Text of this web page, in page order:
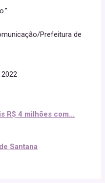
Prefeitura de
R$ 4 milhões com...
Santana